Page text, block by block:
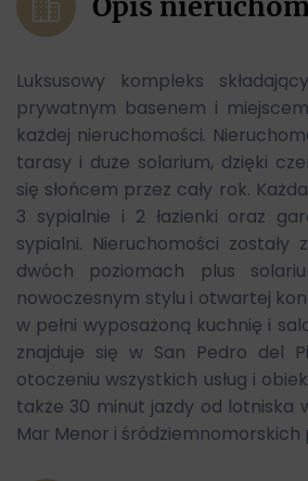
Luksusowy kompleks
prywatnym basenem i
każdej nieruchomości.
tarasy i duże solarium, dzięki
się słońcem przez cały rok.
3 sypialnie i 2 łazienki oraz
sypialni. Nieruchomości zostały
dwóch poziomach plus
nowoczesnym stylu i otwartej
w pełni wyposażoną kuchnię i
znajduje się w San Pedro del
otoczeniu wszystkich usług i
także 30 minut jazdy od lotniska
Mar Menor i śródziemnomorskich